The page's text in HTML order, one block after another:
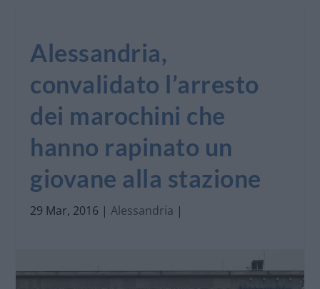
Alessandria,
convalidato l’arresto
dei marochini che
hanno rapinato un
giovane alla stazione
29 Mar, 2016 |Alessandria |